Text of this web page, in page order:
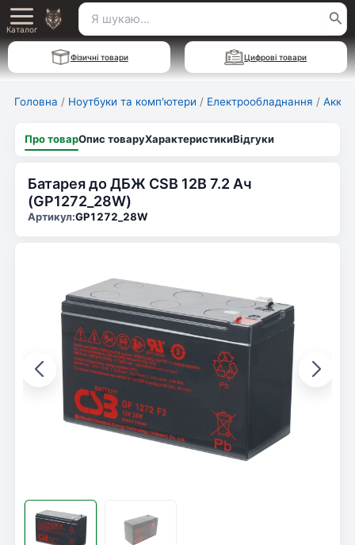
Перейти
до
вмісту
Main
Menu
Каталог
Пошук
для:
Фізичні товари Цифрові товари
Головна / Ноутбуки та комп'ютери / Електрообладнання /
Про товарОпис товаруХарактеристикиВідгуки
Батарея до ДБЖ CSB 12В 7.2 Ач
(GP1272_28W)
Артикул:GP1272_28W